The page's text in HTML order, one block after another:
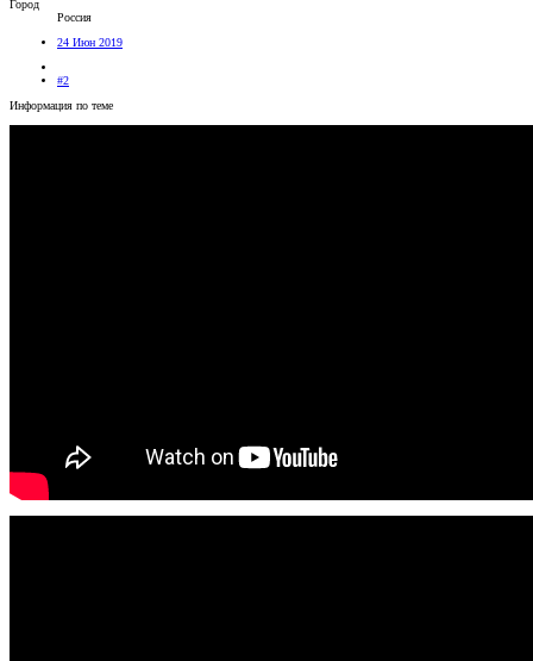
Город
Россия
24 Июн 2019
#2
Информация по теме